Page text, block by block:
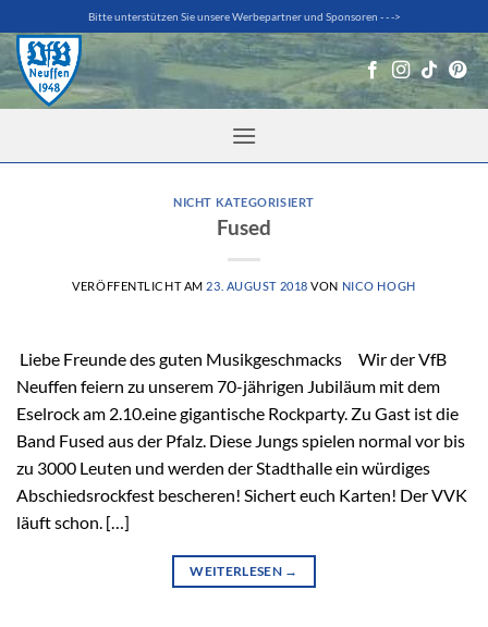
Inhalt
springen
Bitte unterstützen Sie unsere Werbepartner und Sponsoren - - ->
NICHT KATEGORISIERT
Fused
VERÖFFENTLICHT AM 23. AUGUST 2018 VON NICO HOGH
Liebe Freunde des guten Musikgeschmacks Wir der VfB
Neuffen feiern zu unserem 70-jährigen Jubiläum mit dem
Eselrock am 2.10.eine gigantische Rockparty. Zu Gast ist die
Band Fused aus der Pfalz. Diese Jungs spielen normal vor bis
zu 3000 Leuten und werden der Stadthalle ein würdiges
Abschiedsrockfest bescheren! Sichert euch Karten! Der VVK
läuft schon. […]
WEITERLESEN →